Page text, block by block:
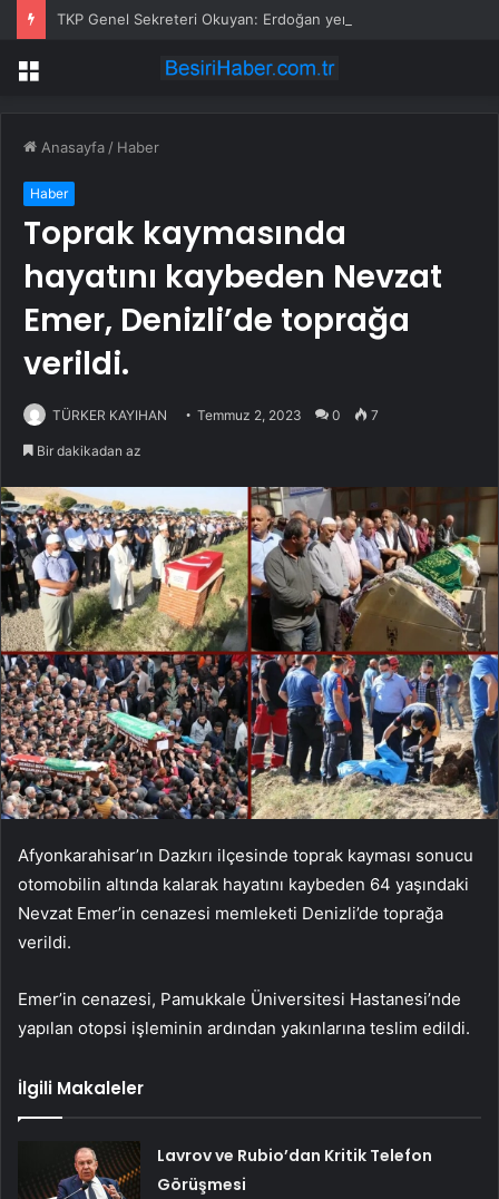
Menü
Anasayfa / Haber
Haber
Toprak kaymasında
hayatını kaybeden Nevzat
Emer, Denizli’de toprağa
verildi.
TÜRKER KAYIHAN Temmuz 2, 2023 0 7
Bir dakikadan az
Afyonkarahisar’ın Dazkırı ilçesinde toprak kayması sonucu
otomobilin altında kalarak hayatını kaybeden 64 yaşındaki
Nevzat Emer’in cenazesi memleketi Denizli’de toprağa
verildi.
Emer’in cenazesi, Pamukkale Üniversitesi Hastanesi’nde
yapılan otopsi işleminin ardından yakınlarına teslim edildi.
İlgili Makaleler
Lavrov ve Rubio’dan Kritik Telefon
Görüşmesi